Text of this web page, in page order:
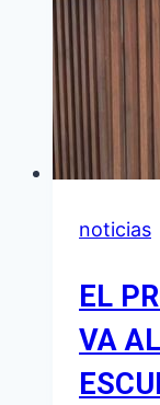
noticias
EL
VA